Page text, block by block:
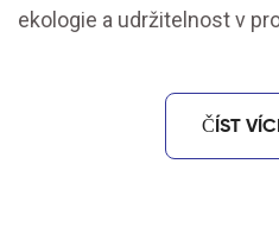
ekologie a udržitelnost v
ČÍST